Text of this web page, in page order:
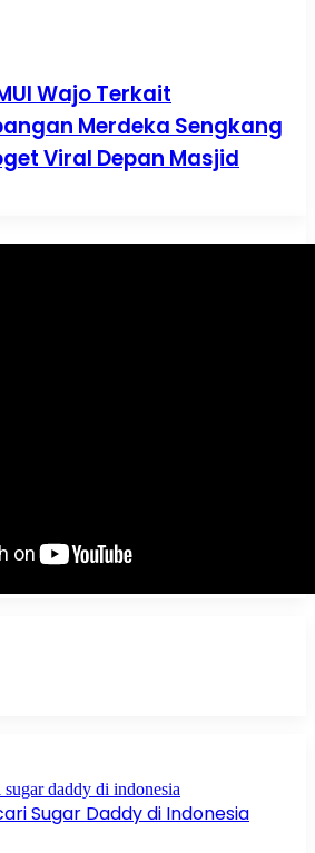
Wajo Terkait
Merdeka Sengkang
Viral Depan Masjid
Sugar Daddy di Indonesia